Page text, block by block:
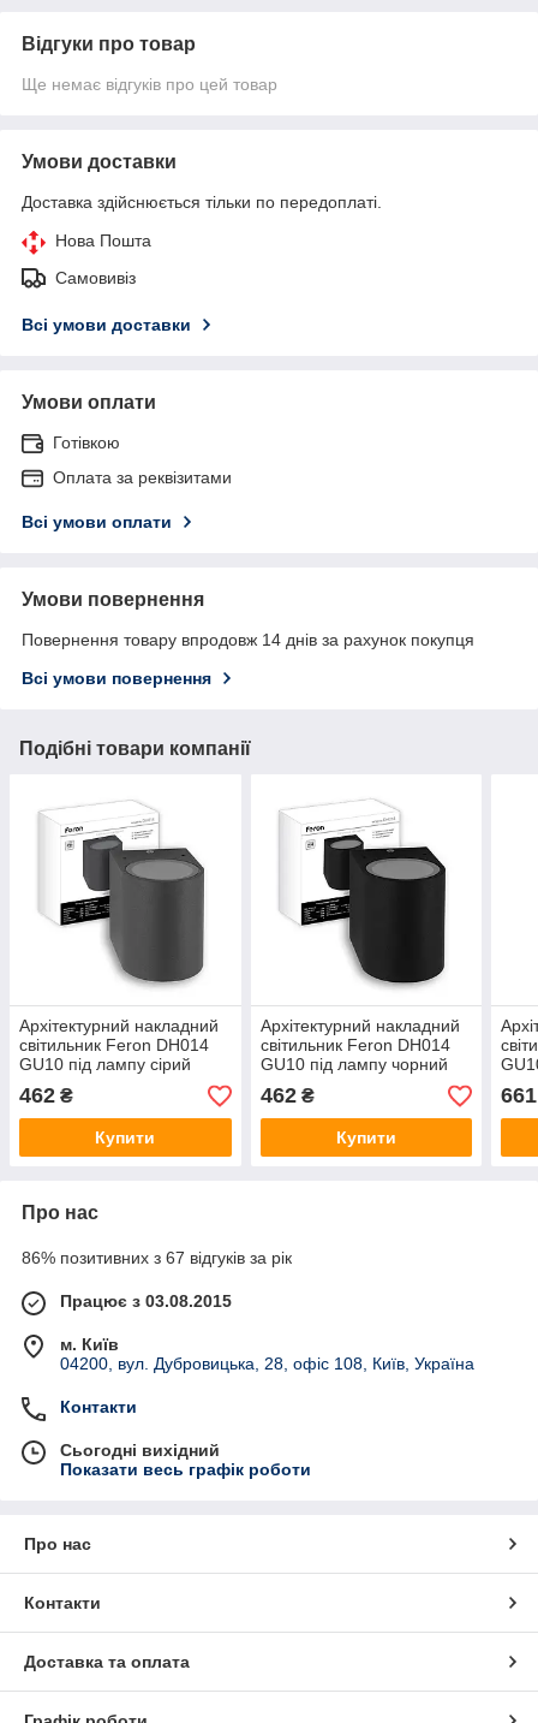
Відгуки про товар
Ще немає відгуків про цей товар
Умови доставки
Доставка здійснюється тільки по передоплаті.
Нова Пошта
Самовивіз
Всі умови доставки
Умови оплати
Готівкою
Оплата за реквізитами
Всі умови оплати
Умови повернення
Повернення товару впродовж 14 днів за рахунок покупця
Всі умови повернення
Подібні товари компанії
Архітектурний накладний
світильник Feron DH014
GU10 під лампу сірий
462 ₴
Купити
Архітектурний накладний
світильник Feron DH014
GU10 під лампу чорний
462₴
Купити
661
Про нас
86% позитивних з 67 відгуків за рік
Працює з 03.08.2015
м. Київ
04200, вул. Дубровицька, 28, офіс 108, Київ, Україна
Контакти
Сьогодні вихідний
Показати весь графік роботи
Про нас
Контакти
Доставка та оплата